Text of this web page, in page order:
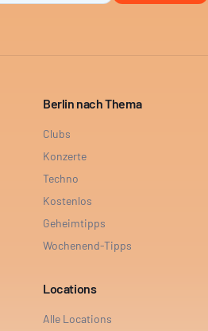
Berlin nach Thema
Clubs
Konzerte
Techno
Kostenlos
Geheimtipps
Wochenend-Tipps
Locations
Alle Locations